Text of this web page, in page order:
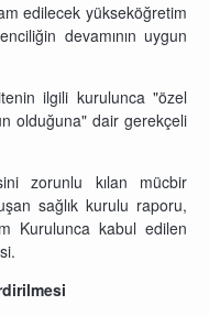
edilecek yükseköğretim
devamının uygun
ilgili kurulunca "özel
olduğuna" dair gerekçeli
zorunlu kılan mücbir
sağlık kurulu raporu,
Kurulunca kabul edilen